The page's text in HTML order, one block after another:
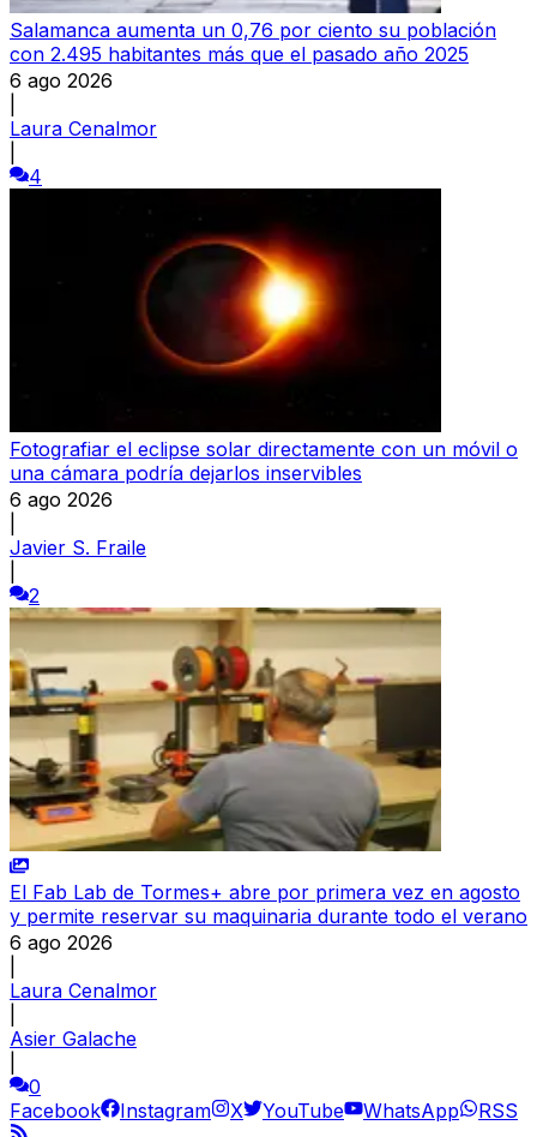
Salamanca aumenta un 0,76 por ciento su población
con 2.495 habitantes más que el pasado año 2025
6 ago 2026
Laura Cenalmor
4
Fotografiar el eclipse solar directamente con un móvil o
una cámara podría dejarlos inservibles
6 ago 2026
Javier S. Fraile
2
El Fab Lab de Tormes+ abre por primera vez en agosto
y permite reservar su maquinaria durante todo el verano
6 ago 2026
Laura Cenalmor
Asier Galache
0
Facebook
Instagram X YouTube WhatsApp RSS